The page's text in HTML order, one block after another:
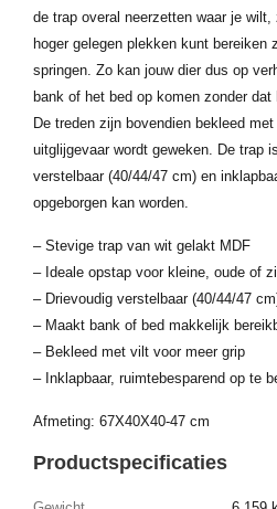
de trap overal neerzetten waar je
hoger gelegen plekken kunt
springen. Zo kan jouw dier dus op
bank of het bed op komen zonder
De treden zijn bovendien bekleed
uitglijgevaar wordt geweken. De trap
verstelbaar (40/44/47 cm) en
opgeborgen kan worden.
– Stevige trap van wit gelakt MDF
– Ideale opstap voor kleine, oude of
– Drievoudig verstelbaar (40/44/47
– Maakt bank of bed makkelijk
– Bekleed met vilt voor meer grip
– Inklapbaar, ruimtebesparend op te
Afmeting: 67X40X40-47 cm
Productspecificaties